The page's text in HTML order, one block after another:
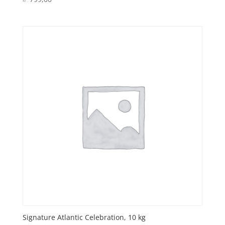
4.1
Signature Atlantic Celebration, 10 kg